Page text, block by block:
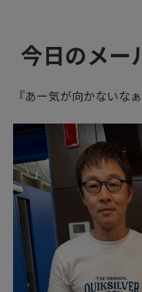
今日のメー
『あー気が向かないなぁ